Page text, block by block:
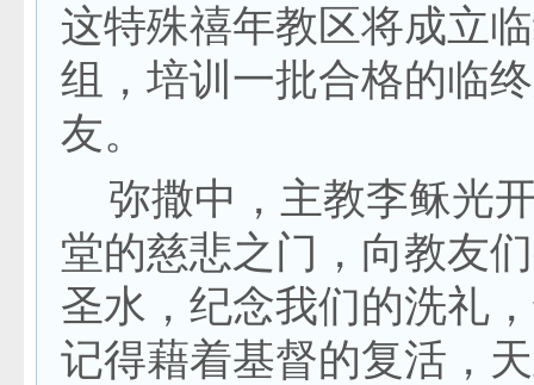
这特殊禧年教区将成立
组，培训一批合格的临
友。
弥撒中，主教李稣光
堂的慈悲之门，向教友
圣水，纪念我们的洗礼
记得藉着基督的复活，